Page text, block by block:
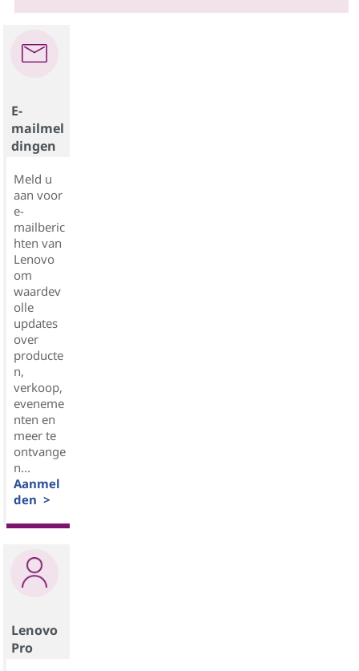
E-
mailmel
dingen
Meld u
aan voor
e-
mailberic
hten van
Lenovo
om
waardev
olle
updates
over
producte
n,
verkoop,
eveneme
nten en
meer te
ontvange
n...
Aanmel
den >
Lenovo
Pro